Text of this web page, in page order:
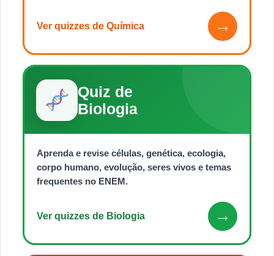
Ver quizzes de Química →
Quiz de
Biologia
Aprenda e revise células, genética, ecologia,
corpo humano, evolução, seres vivos e temas
frequentes no ENEM.
Ver quizzes de Biologia →